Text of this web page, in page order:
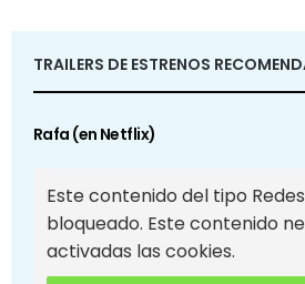
TRAILERS DE ESTRENOS
Rafa (en Netflix)
Este contenido del tipo
bloqueado. Este contenido
activadas las cookies.